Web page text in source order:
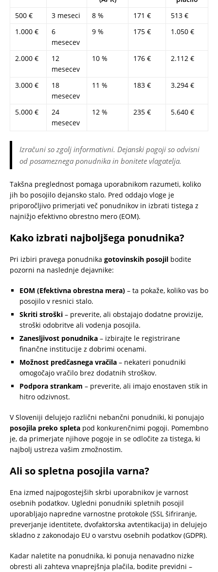
500 €
3 meseci 8 % 171 €
513 €
1.000 €
6
mesecev
9 % 175 € 1.050 €
2.000 €
12
mesecev
10 % 176 € 2.112 €
3.000 €
18
mesecev
11 % 183 € 3.294 €
5.000 €
24
mesecev
12 % 235 € 5.640 €
Izračuni so zgolj informativni. Dejanski pogoji so odvisni
od posameznega ponudnika in bonitete vlagatelja.
Takšna preglednost pomaga uporabnikom razumeti, koliko
jih bo posojilo dejansko stalo. Pred oddajo vloge je
priporočljivo primerjati več ponudnikov in izbrati tistega z
najnižjo efektivno obrestno mero (EOM).
Kako izbrati najboljšega ponudnika?
Pri izbiri pravega ponudnika gotovinskih posojil bodite
pozorni na naslednje dejavnike:
EOM (Efektivna obrestna mera) – ta pokaže, koliko vas bo
posojilo v resnici stalo.
Skriti stroški – preverite, ali obstajajo dodatne provizije,
stroški odobritve ali vodenja posojila.
Zanesljivost ponudnika – izbirajte le registrirane
finančne institucije z dobrimi ocenami.
Možnost predčasnega vračila – nekateri ponudniki
omogočajo vračilo brez dodatnih stroškov.
Podpora strankam – preverite, ali imajo enostaven stik in
hitro odzivnost.
V Sloveniji delujejo različni nebančni ponudniki, ki ponujajo
posojila preko spleta pod konkurenčnimi pogoji. Pomembno
je, da primerjate njihove pogoje in se odločite za tistega, ki
najbolj ustreza vašim zmožnostim.
Ali so spletna posojila varna?
Ena izmed najpogostejših skrbi uporabnikov je varnost
osebnih podatkov. Ugledni ponudniki spletnih posojil
uporabljajo napredne varnostne protokole (SSL šifriranje,
preverjanje identitete, dvofaktorska avtentikacija) in delujejo
skladno z zakonodajo EU o varstvu osebnih podatkov (GDPR).
Kadar naletite na ponudnika, ki ponuja nenavadno nizke
obresti ali zahteva vnaprejšnja plačila, bodite previdni –